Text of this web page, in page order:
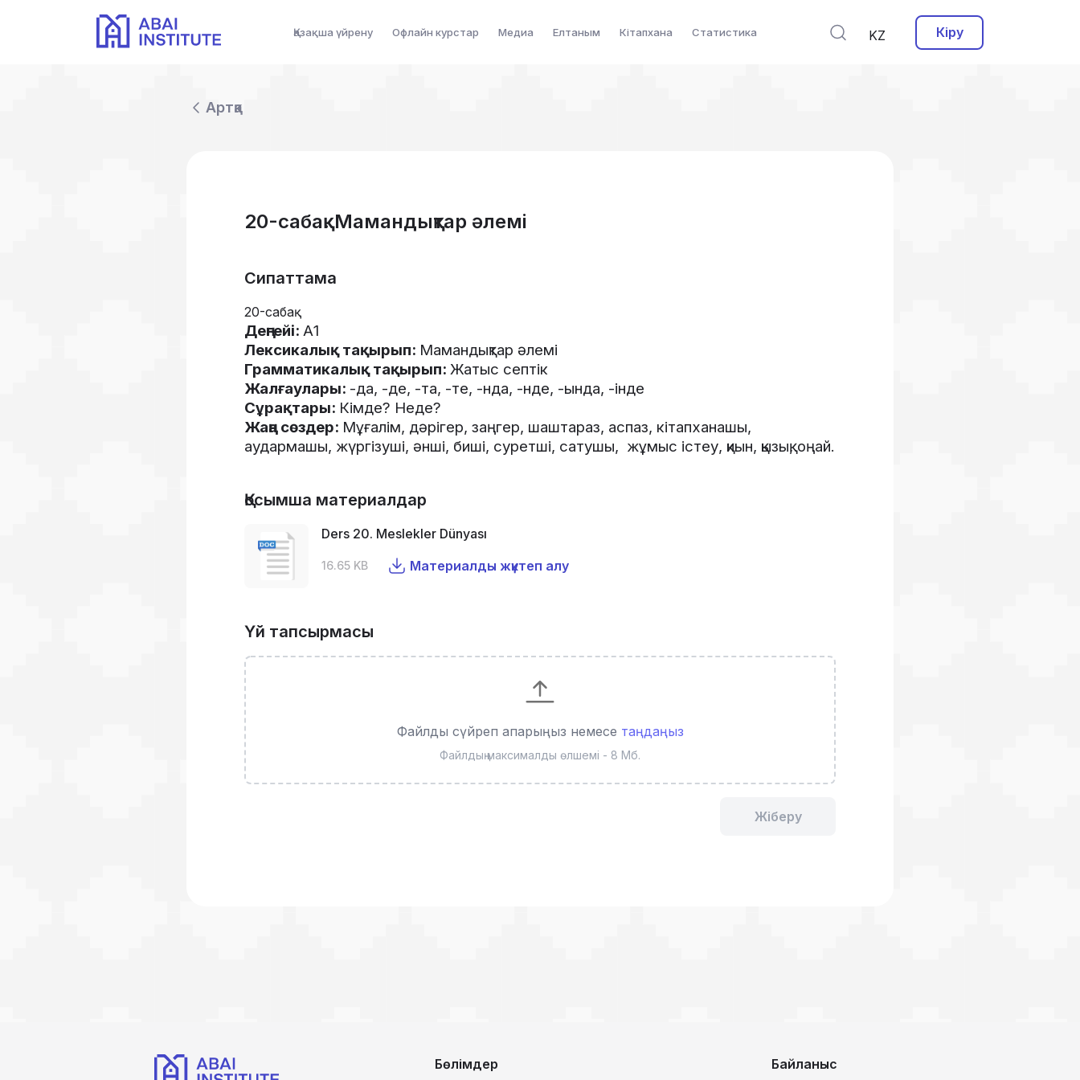
Қазақша үйрену Офлайн курстар Медиа Елтаным Кітапхана Статистика KZ Кіру
Артқа
20-сабақ. Мамандықтар әлемі
Сипаттама
20-сабақ
Деңгейі: А1
Лексикалық тақырып: Мамандықтар әлемі
Грамматикалық тақырып: Жатыс септік
Жалғаулары: -да, -де, -та, -те, -нда, -нде, -ында, -інде
Сұрақтары: Кімде? Неде?
Жаңа сөздер: Мұғалім, дәрігер, заңгер, шаштараз, аспаз, кітапханашы,
аудармашы, жүргізуші, әнші, биші, суретші, сатушы, жұмыс істеу, қиын, қызық, оңай.
Қосымша материалдар
Ders 20. Meslekler Dünyası
16.65 KB Материалды жүктеп алу
Үй тапсырмасы
Файлды сүйреп апарыңыз немесе таңдаңыз
Файлдың максималды өлшемі - 8 Мб.
Жіберу
Бөлімдер Байланыс